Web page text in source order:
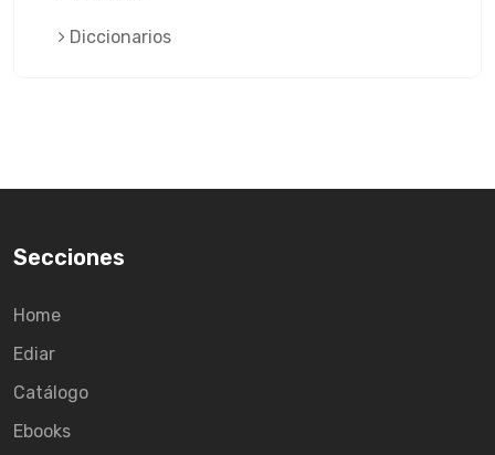
Diccionarios
Secciones
Home
Ediar
Catálogo
Ebooks